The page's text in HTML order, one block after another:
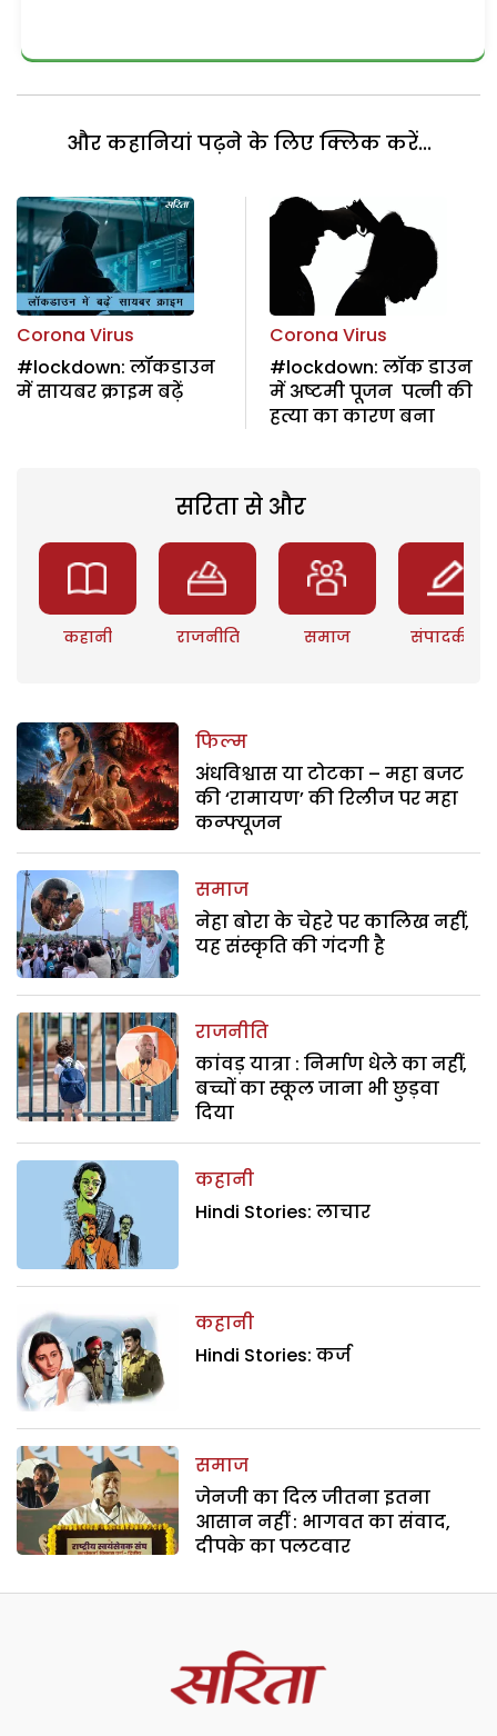
और कहानियां पढ़ने के लिए क्लिक करें...
Corona Virus
#lockdown: लॉकडाउन
में सायबर क्राइम बढ़ें
Corona Virus
#lockdown: लॉक डाउन
में अष्टमी पूजन पत्नी की
हत्या का कारण बना
सरिता से और
कहानी राजनीति समाज संपादकीय
फिल्म
अंधविश्वास या टोटका – महा बजट
की ‘रामायण’ की रिलीज पर महा
कन्फ्यूजन
समाज
नेहा बोरा के चेहरे पर कालिख नहीं,
यह संस्कृति की गंदगी है
राजनीति
कांवड़ यात्रा : निर्माण धेले का नहीं,
बच्चों का स्कूल जाना भी छुड़वा
दिया
कहानी
Hindi Stories: लाचार
कहानी
Hindi Stories: कर्ज
समाज
जेनजी का दिल जीतना इतना
आसान नहीं : भागवत का संवाद,
दीपके का पलटवार